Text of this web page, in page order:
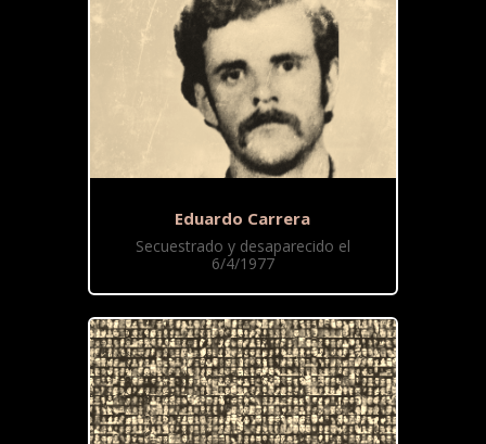
Eduardo Carrera
Secuestrado y desaparecido el
6/4/1977